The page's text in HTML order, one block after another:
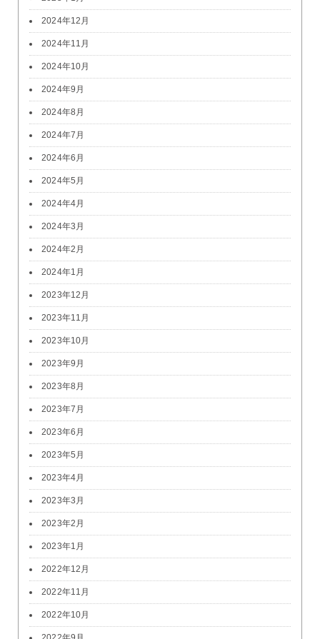
2024年12月
2024年11月
2024年10月
2024年9月
2024年8月
2024年7月
2024年6月
2024年5月
2024年4月
2024年3月
2024年2月
2024年1月
2023年12月
2023年11月
2023年10月
2023年9月
2023年8月
2023年7月
2023年6月
2023年5月
2023年4月
2023年3月
2023年2月
2023年1月
2022年12月
2022年11月
2022年10月